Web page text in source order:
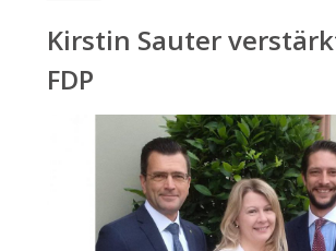
Kirstin Sauter
FDP